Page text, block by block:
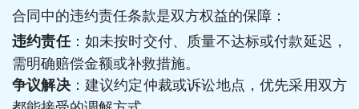
合同中的违约责任条款是双方权益的保障：
违约责任：如未按时交付、质量不达标或付款延迟，
需明确赔偿金额或补救措施。
争议解决：建议约定仲裁或诉讼地点，优先采用双方